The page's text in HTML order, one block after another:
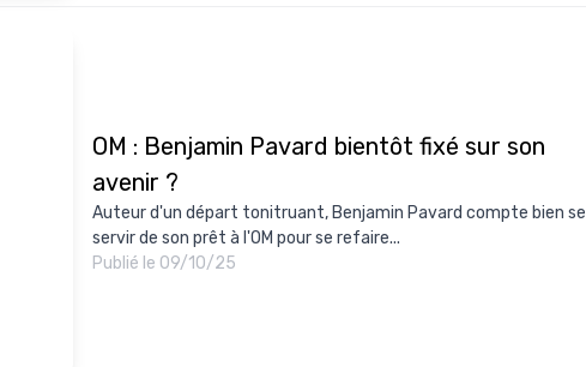
OM : Benjamin Pavard bientôt fixé sur son
avenir ?
Auteur d'un départ tonitruant, Benjamin Pavard compte bien se
servir de son prêt à l'OM pour se refaire...
Publié le 09/10/25